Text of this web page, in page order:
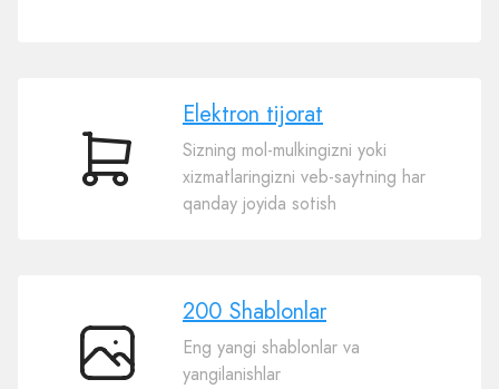
Elektron
Elektron tijorat
Sizning mol-mulkingizni yoki
xizmatlaringizni veb-saytning har
qanday joyida sotish
200
200 Shablonlar
Eng yangi shablonlar va
yangilanishlar